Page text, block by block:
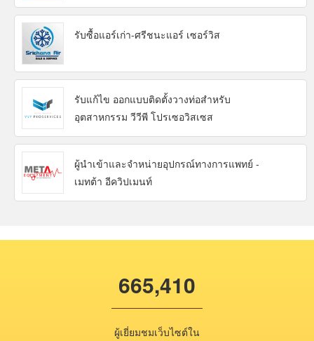
รับซื้อแอร์เก่า-ศรีชนะแอร์ เซอร์วิส
รับแก้ไข ออกแบบติดตั้งวางท่อสำหรับ
อุตสาหกรรม วีวีพี โปรเซอวิสเซส
ผู้นำเข้าและจำหน่ายอุปกรณ์ทางการแพทย์ -
เมทต้า อีควิปเมนท์
665,410
ผู้เยี่ยมชมเว็บไซต์ใน